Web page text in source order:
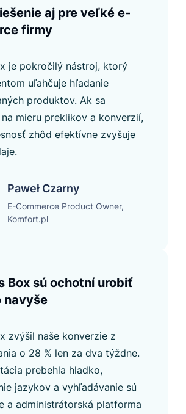
aj pre veľké e-
firmy
je pokročilý nástroj, ktorý
uľahčuje hľadanie
produktov. Ak sa
mieru preklikov a konverzií,
zhôd efektívne zvyšuje
Paweł Czarny
E-Commerce Product Owner,
Komfort.pl
Box sú ochotní urobiť
navyše
zvýšil naše konverzie z
o 28 % len za dva týždne.
prebehla hladko,
jazykov a vyhľadávanie sú
a administrátorská platforma